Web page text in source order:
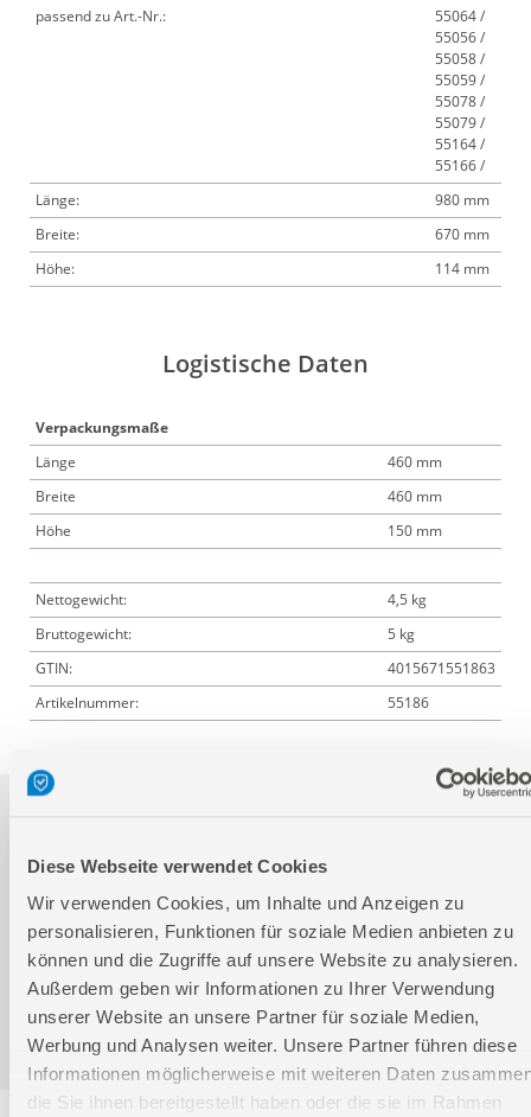
Diese Webseite verwendet Cookies
Wir verwenden Cookies, um Inhalte und Anzeigen zu
personalisieren, Funktionen für soziale Medien anbieten zu
können und die Zugriffe auf unsere Website zu analysieren.
Außerdem geben wir Informationen zu Ihrer Verwendung
unserer Website an unsere Partner für soziale Medien,
Werbung und Analysen weiter. Unsere Partner führen diese
Informationen möglicherweise mit weiteren Daten
die Sie ihnen bereitgestellt haben oder die sie im Rahmen
passend zu Art.-Nr.:
55064 /
55056 /
55058 /
55059 /
55078 /
55079 /
55164 /
55166 /
Länge:
980 mm
Breite:
670 mm
Höhe:
114 mm
Logistische Daten
Verpackungsmaße
Länge
460 mm
Breite
460 mm
Höhe
150 mm
Nettogewicht:
4,5 kg
Bruttogewicht:
5 kg
GTIN:
4015671551863
Artikelnummer:
55186
Produktinformation
Bedienungsanleitung / Warn-und Sicherheitshinweise